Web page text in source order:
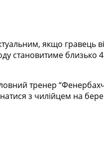
якщо гравець
становитиме близько
тренер
з чилійцем на